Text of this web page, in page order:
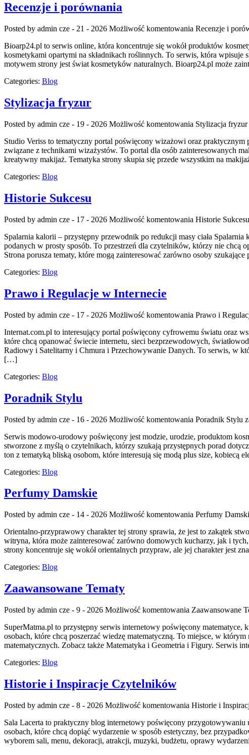
Recenzje i porównania
Posted by admin cze - 21 - 2026 Możliwość komentowania Recenzje i
Bioarp24.pl to serwis online, która koncentruje się wokół produktów
kosmetykami opartymi na składnikach roślinnych. To serwis, która
motywem strony jest świat kosmetyków naturalnych. Bioarp24.pl może
Categories: Blog
Stylizacja fryzur
Posted by admin cze - 19 - 2026 Możliwość komentowania Stylizacja fryzur
Studio Veriss to tematyczny portal poświęcony wizażowi oraz
związane z technikami wizażystów. To portal dla osób zainteresowanych
kreatywny makijaż. Tematyka strony skupia się przede wszystkim na
Categories: Blog
Historie Sukcesu
Posted by admin cze - 17 - 2026 Możliwość komentowania Historie Sukcesu
Spalarnia kalorii – przystępny przewodnik po redukcji masy ciała
podanych w prosty sposób. To przestrzeń dla czytelników, którzy nie chcą
Strona porusza tematy, które mogą zainteresować zarówno osoby
Categories: Blog
Prawo i Regulacje w Internecie
Posted by admin cze - 17 - 2026 Możliwość komentowania Prawo i
Internat.com.pl to interesujący portal poświęcony cyfrowemu światu oraz
które chcą opanować świecie internetu, sieci bezprzewodowych,
Radiowy i Satelitarny i Chmura i Przechowywanie Danych. To serwis, w
[…]
Categories: Blog
Poradnik Stylu
Posted by admin cze - 16 - 2026 Możliwość komentowania Poradnik Stylu
Serwis modowo-urodowy poświęcony jest modzie, urodzie, produktom
stworzone z myślą o czytelnikach, którzy szukają przystępnych porad
ton z tematyką bliską osobom, które interesują się modą plus size,
Categories: Blog
Perfumy Damskie
Posted by admin cze - 14 - 2026 Możliwość komentowania Perfumy
Orientalno-przyprawowy charakter tej strony sprawia, że jest to zakątek
witryna, która może zainteresować zarówno domowych kucharzy, jak i
strony koncentruje się wokół orientalnych przypraw, ale jej charakter jest
Categories: Blog
Zaawansowane Tematy
Posted by admin cze - 9 - 2026 Możliwość komentowania Zaawansowane
SuperMatma.pl to przystępny serwis internetowy poświęcony
osobach, które chcą poszerzać wiedzę matematyczną. To miejsce, w
matematycznych. Zobacz także Matematyka i Geometria i Figury. Serwis
Categories: Blog
Historie i Inspiracje Czytelników
Posted by admin cze - 8 - 2026 Możliwość komentowania Historie i
Sala Lacerta to praktyczny blog internetowy poświęcony
osobach, które chcą dopiąć wydarzenie w sposób estetyczny, bez
wyborem sali, menu, dekoracji, atrakcji, muzyki, budżetu, oprawy